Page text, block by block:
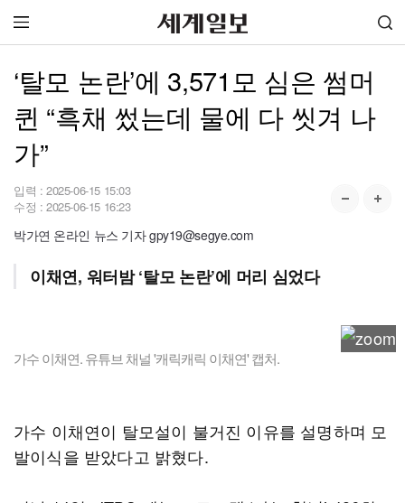
‘탈모 논란’에 3,571모 심은 썸머
퀸 “흑채 썼는데 물에 다 씻겨 나
가”
입력 : 2025-06-15 15:03
수정 : 2025-06-15 16:23
박가연 온라인 뉴스 기자 gpy19@segye.com
이채연, 워터밤 ‘탈모 논란’에 머리 심었다
가수 이채연. 유튜브 채널 '캐릭캐릭 이채연' 캡처.
가수 이채연이 탈모설이 불거진 이유를 설명하며 모
발이식을 받았다고 밝혔다.